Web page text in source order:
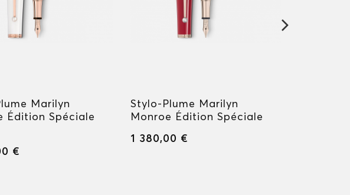
Marilyn
Édition Spéciale
€
Stylo-Plume Marilyn
Monroe Édition Spéciale
1 380,00 €